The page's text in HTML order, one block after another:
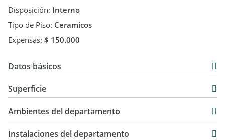
Disposición: Interno
Tipo de Piso: Ceramicos
Expensas: $ 150.000
Datos básicos
Venta
USD 72.000
Superficie
50 m2
Ambientes del departamento
Instalaciones del departamento